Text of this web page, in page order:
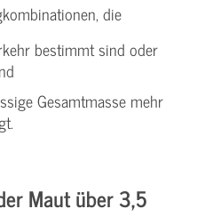
die
bestimmt sind oder
Gesamtmasse mehr
Maut über 3,5